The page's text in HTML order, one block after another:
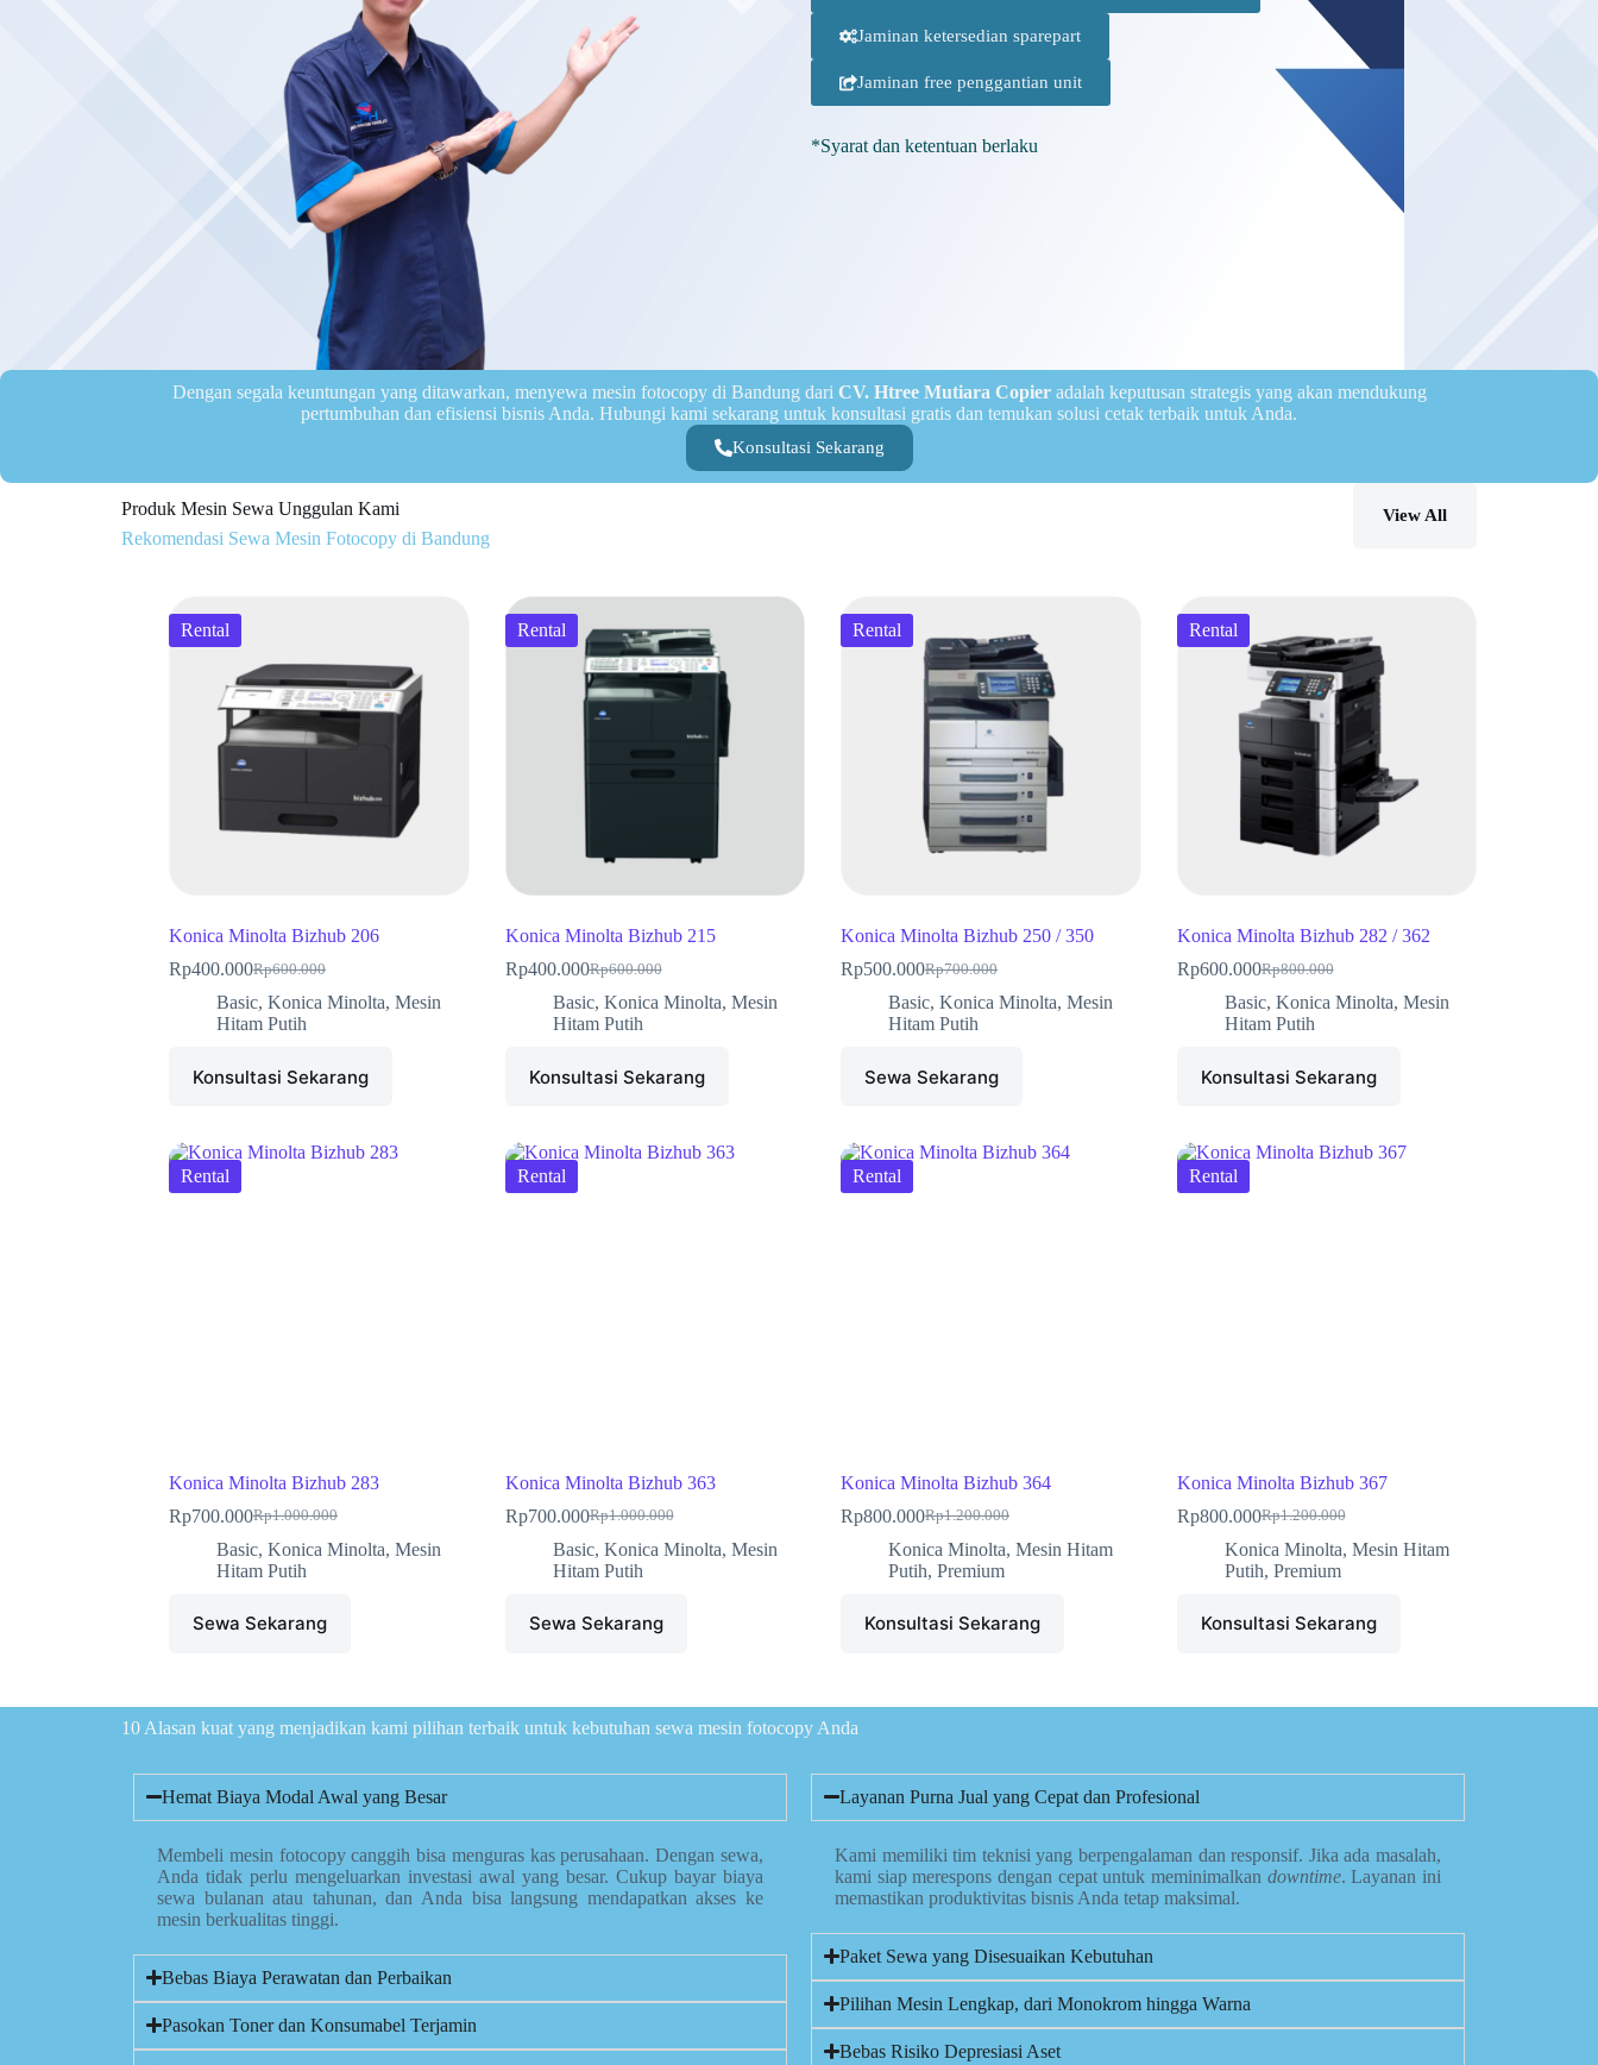
Jaminan ketersedian sparepart
Jaminan free penggantian unit
*Syarat dan ketentuan berlaku
Dengan segala keuntungan yang ditawarkan, menyewa mesin fotocopy di Bandung dari CV. Htree Mutiara Copieradalah keputusan strategis yang akan mendukung
pertumbuhan dan efisiensi bisnis Anda. Hubungi kami sekarang untuk konsultasi gratis dan temukan solusi cetak terbaik untuk Anda.
Konsultasi Sekarang
Produk Mesin Sewa Unggulan Kami
Rekomendasi Sewa Mesin Fotocopy di Bandung
View All
Rental
Konica Minolta Bizhub 206
Rp600.000
Rp400.000
Basic, Konica Minolta, Mesin
Hitam Putih
Konsultasi Sekarang
Rental
Konica Minolta Bizhub 215
Rp600.000
Rp400.000
Basic, Konica Minolta, Mesin
Hitam Putih
Konsultasi Sekarang
Rental
Konica Minolta Bizhub 250 / 350
Rp700.000
Rp500.000
Basic, Konica Minolta, Mesin
Hitam Putih
Sewa Sekarang
Rental
Konica Minolta Bizhub 282 / 362
Rp800.000
Rp600.000
Basic, Konica Minolta, Mesin
Hitam Putih
Konsultasi Sekarang
Rental
Konica Minolta Bizhub 283
Rp1.000.000
Rp700.000
Basic, Konica Minolta, Mesin
Hitam Putih
Sewa Sekarang
Rental
Konica Minolta Bizhub 363
Rp1.000.000
Rp700.000
Basic, Konica Minolta, Mesin
Hitam Putih
Sewa Sekarang
Rental
Konica Minolta Bizhub 364
Rp1.200.000
Rp800.000
Konica Minolta, Mesin Hitam
Putih, Premium
Konsultasi Sekarang
Rental
Konica Minolta Bizhub 367
Rp1.200.000
Rp800.000
Konica Minolta, Mesin Hitam
Putih, Premium
Konsultasi Sekarang
10 Alasan kuat yang menjadikan kami pilihan terbaik untuk kebutuhan sewa mesin fotocopy Anda
Hemat Biaya Modal Awal yang Besar
Membeli mesin fotocopy canggih bisa menguras kas perusahaan. Dengan sewa,
Anda tidak perlu mengeluarkan investasi awal yang besar. Cukup bayar biaya
sewa bulanan atau tahunan, dan Anda bisa langsung mendapatkan akses ke
mesin berkualitas tinggi.
Bebas Biaya Perawatan dan Perbaikan
Pasokan Toner dan Konsumabel Terjamin
Layanan Purna Jual yang Cepat dan Profesional
Kami memiliki tim teknisi yang berpengalaman dan responsif. Jika ada masalah,
kami siap merespons dengan cepat untuk meminimalkan downtime. Layanan ini
memastikan produktivitas bisnis Anda tetap maksimal.
Paket Sewa yang Disesuaikan Kebutuhan
Pilihan Mesin Lengkap, dari Monokrom hingga Warna
Bebas Risiko Depresiasi Aset